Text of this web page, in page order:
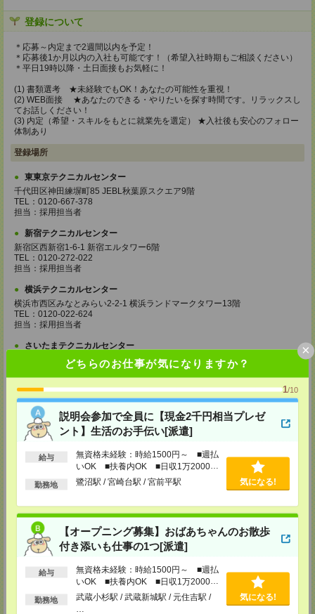
どちらのお仕事が気になりますか？
1/10
説明会参加で全員に【現金2千円相当プレゼ
ント】生活のお手伝い[派遣]
給与
無資格未経験：時給1500円～ ■週払
いOK ■扶養内OK ■日収1万2000円
以上
勤務地 鷺沼駅 / 宮崎台駅 / 宮前平駅 気になる!
【オープニング募集】おばあちゃんのお散歩
付き添いも仕事の1つ[派遣]
給与
無資格未経験：時給1500円～ ■週払
いOK ■扶養内OK ■日収1万2000円
以上
勤務地
武蔵小杉駅 / 武蔵新城駅 / 元住吉駅 /
気になる!
×
登録について
＊応募～内定まで2週間以内を予定！
＊応募後1か月以内の入社も可能です！（希望入社時期もご相談ください）
＊平日19時以降・土日面接もお気軽に！
(1) 書類選考 ★未経験でもOK！あなたの可能性を重視！
(2) WEB面接 ★あなたのできる・やりたいを探す時間です。リラックスし
てお話しください！
(3) 内定（希望・スキルをもとに就業先を選定） ★入社後も安心のフォロー
体制あり
登録場所
東東京テクニカルセンター
千代田区神田練塀町85 JEBL秋葉原スクエア9階
TEL：0120-667-378
担当：採用担当者
新宿テクニカルセンター
新宿区西新宿1-6-1 新宿エルタワー6階
TEL：0120-272-022
担当：採用担当者
横浜テクニカルセンター
横浜市西区みなとみらい2-2-1 横浜ランドマークタワー13階
TEL：0120-022-624
担当：採用担当者
さいたまテクニカルセンター
さいたま市大宮区桜木町1-7-5 ソニックシティビル24階
TEL：0120-022-938
担当：採用担当者
湘南テクニカルセンター
神奈川県平塚市宝町3-1 平塚MNビル4階
TEL：0120-937-149
担当：採用担当者
西東京テクニカルセンター
立川市曙町2-37-7 コアシティ立川3階
TEL：0120-356-022
厚木テクニカルセンター
厚木市中町2-8-13 TPR厚木ビル5階
TEL：0120-022-979
担当：採用担当者
千葉テクニカルセンター
千葉市中央区新町1000 センシティタワー15階
TEL：0120-022-142
担当：採用担当者